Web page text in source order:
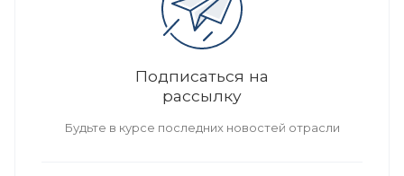
Подписаться на
рассылку
Будьте в курсе последних новостей отрасли